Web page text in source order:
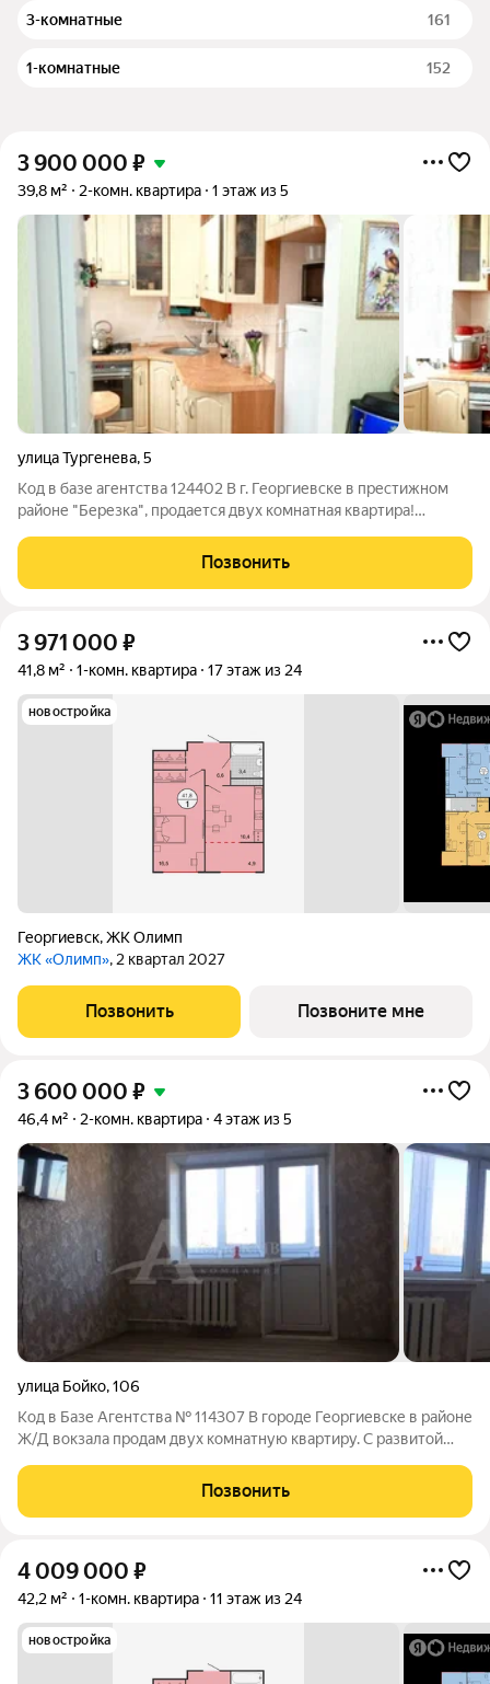
3-комнатные 161
1-комнатные 152
3 900 000 ₽
39,8 м² 2-комн. квартира 1 этаж из 5
улица Тургенева,5
Код в базе агентства 124402 В г. Георгиевске в престижном
районе "Березка", продается двух комнатная квартира!
комфорт, который чувствуется благодаря хорошему ремонту!.
В квартире сделана
Позвонить
3 971 000 ₽
41,8 м² 1-комн. квартира 17 этаж из 24
новостройка
Георгиевск,ЖК Олимп
ЖК «Олимп», 2 квартал 2027
Позвонить Позвоните мне
3 600 000 ₽
46,4 м² 2-комн. квартира 4 этаж из 5
улица Бойко,106
Код в Базе Агентства № 114307 В городе Георгиевске в районе
Ж/Д вокзала продам двух комнатную квартиру. С развитой
выполнен ремонт заходи и живи. Квартира продается на
ликвидном 4-ом этаже.
Позвонить
4 009 000 ₽
42,2 м² 1-комн. квартира 11 этаж из 24
новостройка